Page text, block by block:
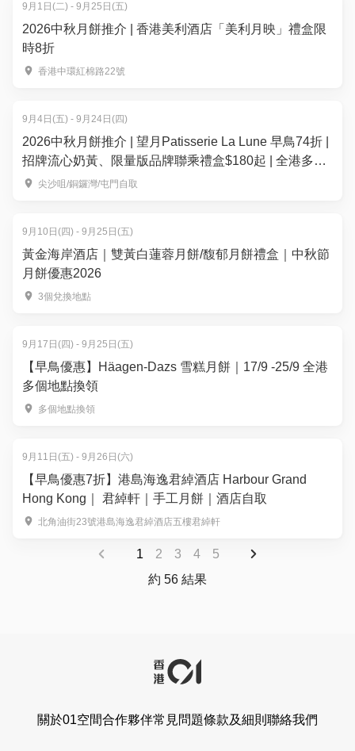
9月1日(二) - 9月25日(五)
2026中秋月餅推介 | 香港美利酒店「美利月映」禮盒限
時8折
香港中環紅棉路22號
9月4日(五) - 9月24日(四)
2026中秋月餅推介 | 望月Patisserie La Lune 早鳥74折 |
招牌流心奶黃、限量版品牌聯乘禮盒$180起 | 全港多區
便利換領
尖沙咀/銅鑼灣/屯門自取
9月10日(四) - 9月25日(五)
黃金海岸酒店｜雙黃白蓮蓉月餅/馥郁月餅禮盒｜中秋節
月餅優惠2026
3個兌換地點
9月17日(四) - 9月25日(五)
【早鳥優惠】Häagen-Dazs 雪糕月餅｜17/9 -25/9 全港
多個地點換領
多個地點換領
9月11日(五) - 9月26日(六)
【早鳥優惠7折】港島海逸君綽酒店 Harbour Grand
Hong Kong｜ 君綽軒｜手工月餅｜酒店自取
北角油街23號港島海逸君綽酒店五樓君綽軒
1 2 3 4
5
約 56 結果
關於01空間合作夥伴常見問題條款及細則 聯絡我們